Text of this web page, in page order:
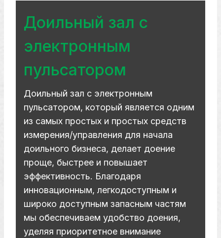
Доильный зал с
электронным
пульсатором
Доильный зал с электронным
пульсатором, который является одним
из самых простых и простых средств
измерения/управления для начала
доильного бизнеса, делает доение
проще, быстрее и повышает
эффективность. Благодаря
инновационным, легкодоступным и
широко доступным запасным частям
мы обеспечиваем удобство доения,
уделяя приоритетное внимание